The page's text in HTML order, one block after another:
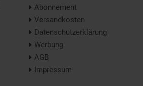
Abonnement
Versandkosten
Datenschutzerklärung
Werbung
AGB
Impressum